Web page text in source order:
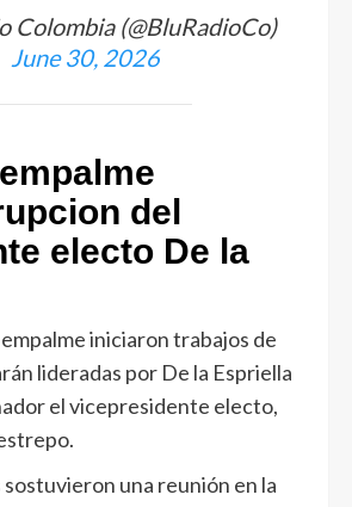
Colombia (@BluRadioCo)
June 30, 2026
del
electo De la
iniciaron trabajos de
lideradas por De la Espriella
el vicepresidente electo,
una reunión en la